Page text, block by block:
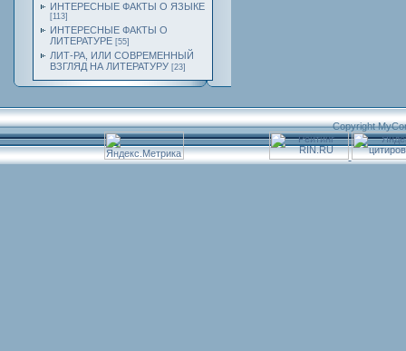
ИНТЕРЕСНЫЕ ФАКТЫ О ЯЗЫКЕ
[113]
ИНТЕРЕСНЫЕ ФАКТЫ О
ЛИТЕРАТУРЕ [55]
ЛИТ-РА, ИЛИ СОВРЕМЕННЫЙ
ВЗГЛЯД НА ЛИТЕРАТУРУ [23]
Copyright